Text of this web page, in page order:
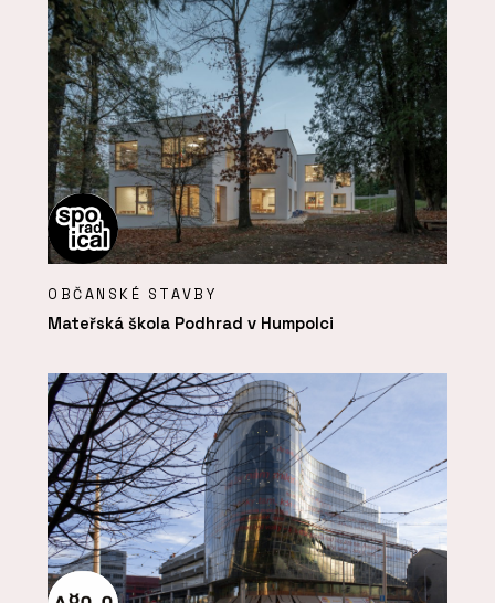
OBČANSKÉ STAVBY
Mateřská škola Podhrad v Humpolci